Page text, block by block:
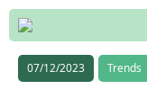
07/12/2023 Trends